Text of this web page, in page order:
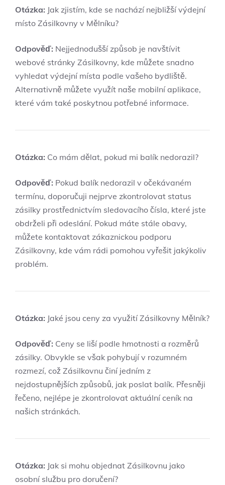
Otázka: Jak zjistím, kde se nachází nejbližší výdejní
místo Zásilkovny v Mělníku?
Odpověď: Nejjednodušší způsob je navštívit
webové stránky Zásilkovny, kde můžete snadno
vyhledat výdejní místa podle vašeho bydliště.
Alternativně můžete využít naše mobilní aplikace,
které vám také poskytnou potřebné informace.
Otázka: Co mám dělat, pokud mi balík nedorazil?
Odpověď: Pokud balík nedorazil v očekávaném
termínu, doporučuji nejprve zkontrolovat status
zásilky prostřednictvím sledovacího čísla, které jste
obdrželi při odeslání. Pokud máte stále obavy,
můžete kontaktovat zákaznickou podporu
Zásilkovny, kde vám rádi pomohou vyřešit jakýkoliv
problém.
Otázka: Jaké jsou ceny za využití Zásilkovny Mělník?
Odpověď: Ceny se liší podle hmotnosti a rozměrů
zásilky. Obvykle se však pohybují v rozumném
rozmezí, což Zásilkovnu činí jedním z
nejdostupnějších způsobů, jak poslat balík. Přesněji
řečeno, nejlépe je zkontrolovat aktuální ceník na
našich stránkách.
Otázka: Jak si mohu objednat Zásilkovnu jako
osobní službu pro doručení?